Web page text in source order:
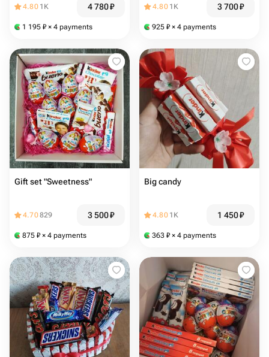
4.80 1K 4 780₽
1 195 ₽ × 4 payments
4.80 1K 3 700₽
925 ₽ × 4 payments
Gift set "Sweetness"
4.70829 3 500₽
875 ₽ × 4 payments
Big candy
4.80 1K 1 450₽
363 ₽ × 4 payments